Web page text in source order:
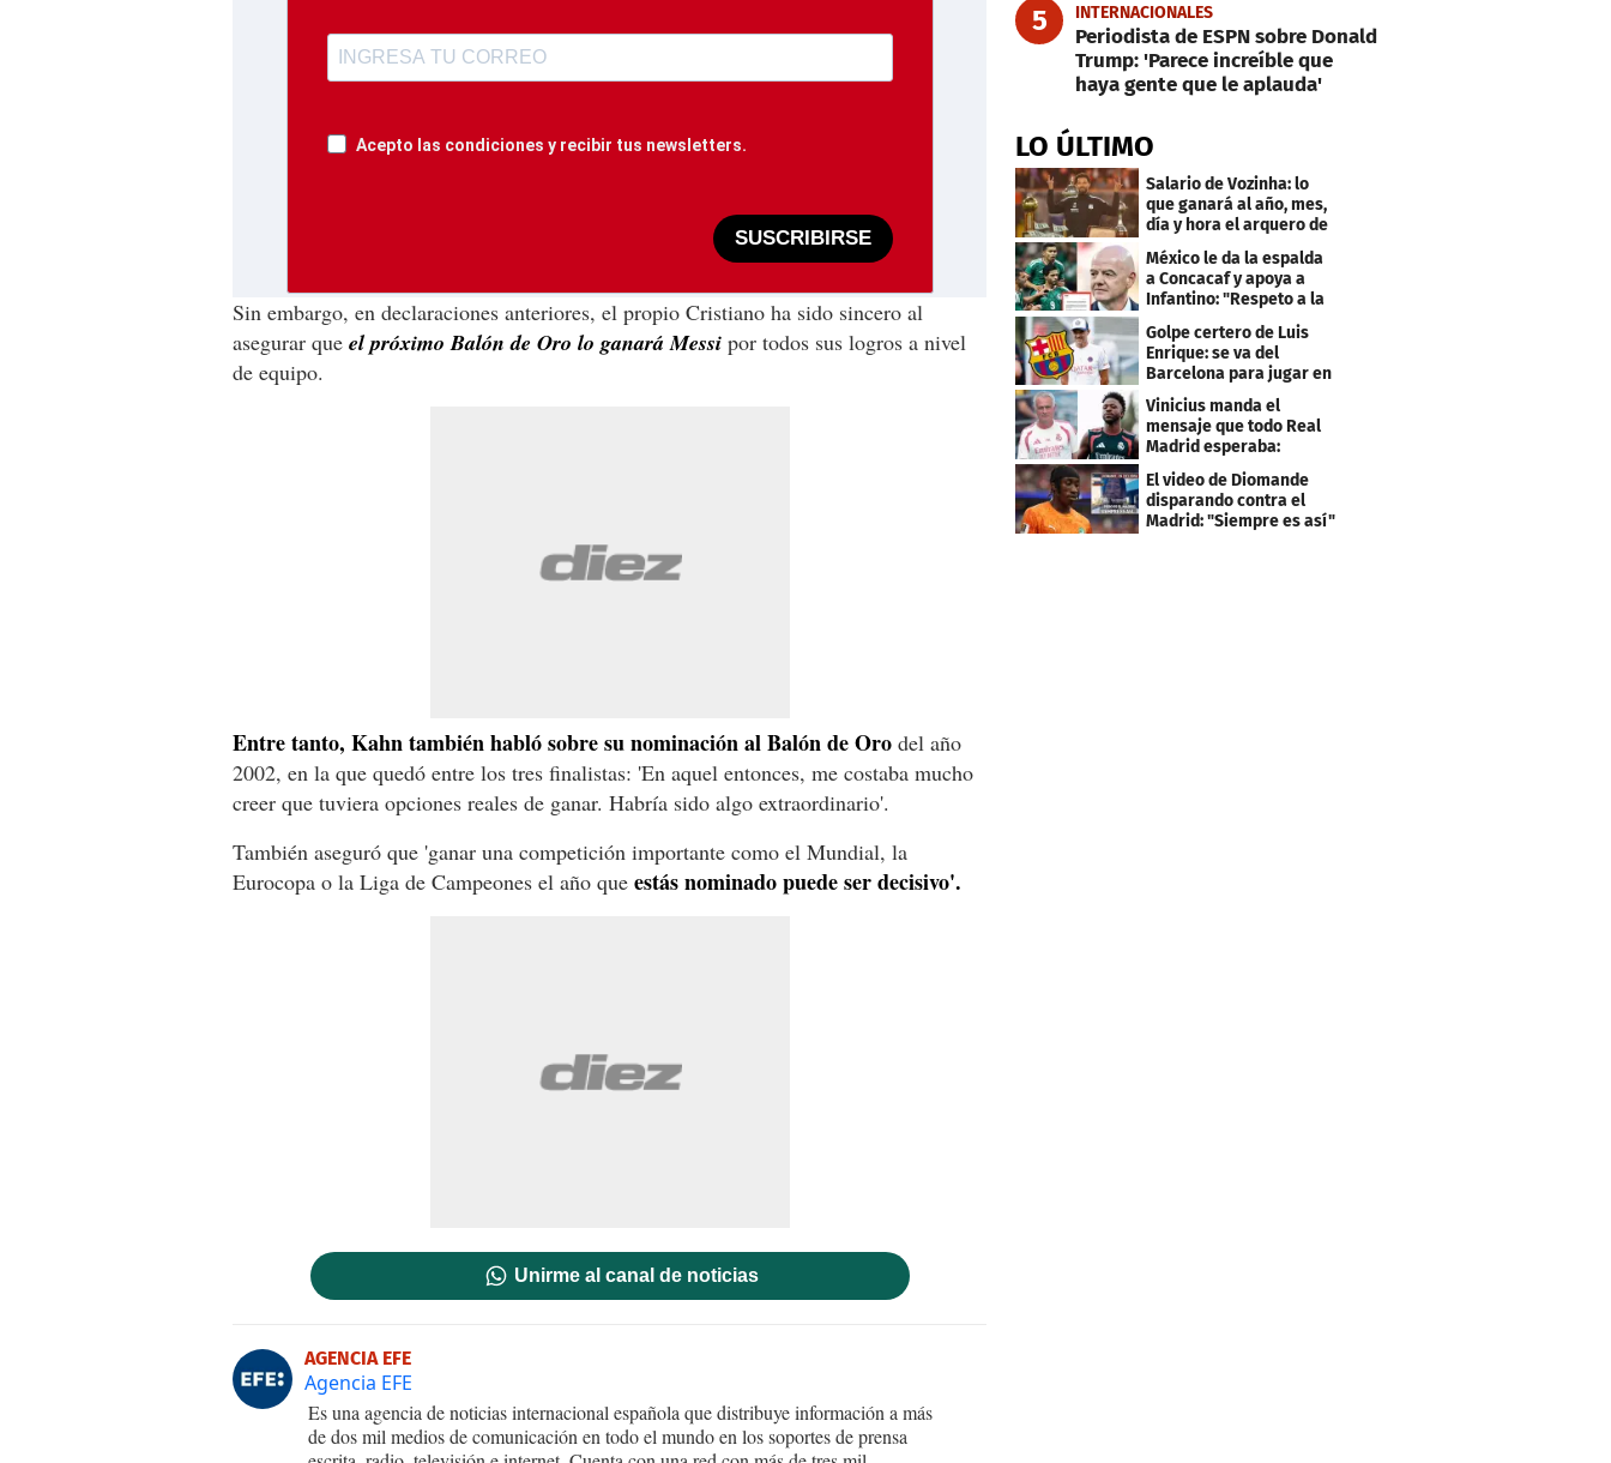
Acepto las condiciones y recibir tus newsletters.
SUSCRIBIRSE
Sin embargo, en declaraciones anteriores, el propio Cristiano ha sido sincero al
asegurar que el próximo Balón de Oro lo ganará Messi por todos sus logros a nivel
de equipo.
Entre tanto, Kahn también habló sobre su nominación al Balón de Oro del año
2002, en la que quedó entre los tres finalistas: 'En aquel entonces, me costaba mucho
creer que tuviera opciones reales de ganar. Habría sido algo extraordinario'.
También aseguró que 'ganar una competición importante como el Mundial, la
Eurocopa o la Liga de Campeones el año que estás nominado puede ser decisivo'.
Unirme al canal de noticias
AGENCIA EFE
Agencia EFE
Es una agencia de noticias internacional española que distribuye información a más
de dos mil medios de comunicación en todo el mundo en los soportes de prensa
5 INTERNACIONALES
Periodista de ESPN sobre Donald
Trump: 'Parece increíble que
haya gente que le aplauda'
LO ÚLTIMO
Salario de Vozinha: lo
que ganará al año, mes,
día y hora el arquero de
Cabo Verde
México le da la espalda
a Concacaf y apoya a
Infantino: "Respeto a la
gobernanza"
Golpe certero de Luis
Enrique: se va del
Barcelona para jugar en
el PSG
Vinicius manda el
mensaje que todo Real
Madrid esperaba:
"Mourinho..."
El video de Diomande
disparando contra el
Madrid: "Siempre es así"